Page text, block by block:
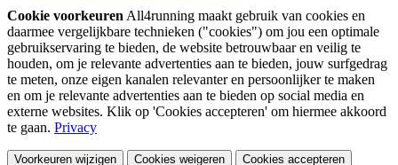
Cookie voorkeuren All4running maakt gebruik van cookies en
daarmee vergelijkbare technieken ("cookies") om jou een optimale
gebruikservaring te bieden, de website betrouwbaar en veilig te
houden, om je relevante advertenties aan te bieden, jouw surfgedrag
te meten, onze eigen kanalen relevanter en persoonlijker te maken
en om je relevante advertenties aan te bieden op social media en
externe websites. Klik op 'Cookies accepteren' om hiermee akkoord
te gaan. Privacy
Voorkeuren wijzigen Cookies weigeren Cookies accepteren